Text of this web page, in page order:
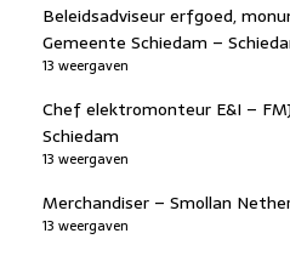
Beleidsadviseur erfgoed,
Gemeente Schiedam –
13 weergaven
Chef elektromonteur E&I –
Schiedam
13 weergaven
Merchandiser – Smollan
13 weergaven